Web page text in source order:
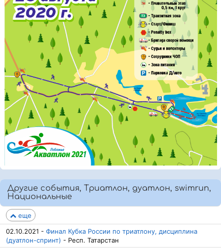
Другие события, Триатлон, дуатлон, swimrun,
Национальные
еще
02.10.2021 - Финал Кубка России по триатлону, дисциплина
(дуатлон-спринт) - Респ. Татарстан